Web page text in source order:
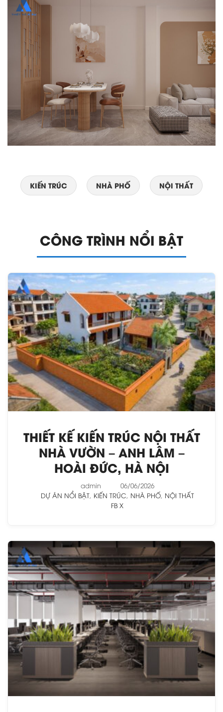
KIẾN TRÚC NHÀ PHỐ NỘI THẤT
CÔNG TRÌNH NỔI BẬT
THIẾT KẾ KIẾN TRÚC NỘI THẤT
NHÀ VƯỜN – ANH LÂM –
HOÀI ĐỨC, HÀ NỘI
admin
06/06/2026
DỰ ÁN NỔI BẬT, KIẾN TRÚC, NHÀ PHỐ, NỘI THẤT
FB X